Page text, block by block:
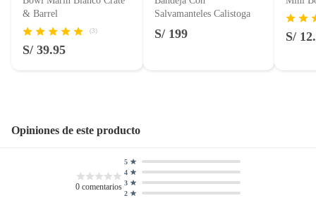
Licores y cigarros electrónicos.
& Barrel
(3)
S/ 39.95
Salvamanteles Calistoga
S/ 199 S/
Opiniones de este producto
0 comentarios
2
3
4
5